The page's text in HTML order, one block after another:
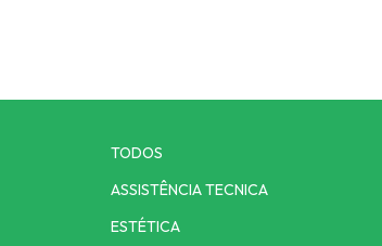
TODOS
ASSISTÊNCIA TECNICA
ESTÉTICA